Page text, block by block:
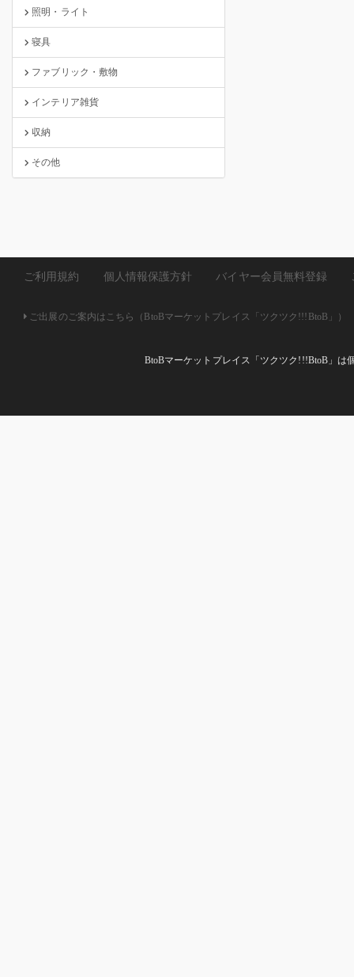
照明・ライト
寝具
ファブリック・敷物
インテリア雑貨
収納
その他
ご利用規約 個人情報保護方針 バイヤー会員無料登録
ご出展のご案内はこちら（BtoBマーケットプレイス「ツクツク!!!BtoB」）
BtoBマーケットプレイス「ツクツク!!!BtoB」は